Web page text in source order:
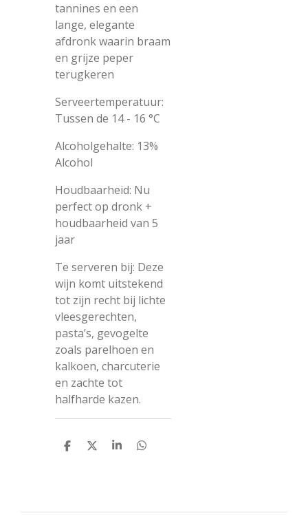
tannines en een
lange, elegante
afdronk waarin braam
en grijze peper
terugkeren
Serveertemperatuur:
Tussen de 14 - 16 °C
Alcoholgehalte: 13%
Alcohol
Houdbaarheid: Nu
perfect op dronk +
houdbaarheid van 5
jaar
Te serveren bij: Deze
wijn komt uitstekend
tot zijn recht bij lichte
vleesgerechten,
pasta’s, gevogelte
zoals parelhoen en
kalkoen, charcuterie
en zachte tot
halfharde kazen.
D
D
S
D